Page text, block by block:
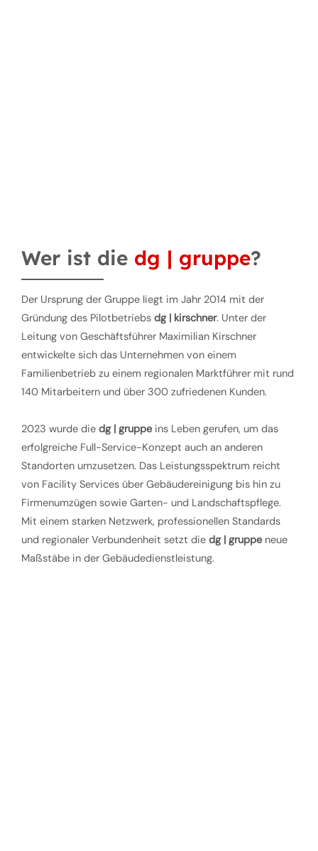
Wer ist die dg | gruppe?
Der Ursprung der Gruppe liegt im Jahr 2014 mit der
Gründung des Pilotbetriebs dg | kirschner. Unter der
Leitung von Geschäftsführer Maximilian Kirschner
entwickelte sich das Unternehmen von einem
Familienbetrieb zu einem regionalen Marktführer mit rund
140 Mitarbeitern und über 300 zufriedenen Kunden.
2023 wurde die dg | gruppeins Leben gerufen, um das
erfolgreiche Full-Service-Konzept auch an anderen
Standorten umzusetzen. Das Leistungsspektrum reicht
von Facility Services über Gebäudereinigung bis hin zu
Firmenumzügen sowie Garten- und Landschaftspflege.
Mit einem starken Netzwerk, professionellen Standards
und regionaler Verbundenheit setzt die dg | gruppeneue
Maßstäbe in der Gebäudedienstleistung.